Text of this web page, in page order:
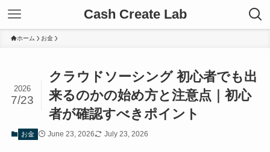
Cash Create Lab
ホーム お金
クラウドソーシング 初心者でも出
来るのかの始め方と注意点｜初心
者が確認すべきポイント
2026
7/23
お金 June 23, 2026 July 23, 2026